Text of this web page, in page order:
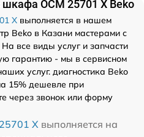
OCM 25701 X Beko
X выполняется в нашем
Beko в Казани мастерами с
все виды услуг и запчасти
гарантию - мы в сервисном
услуг. диагностика Beko
15% дешевле при
через звонок или форму
X выполняется на